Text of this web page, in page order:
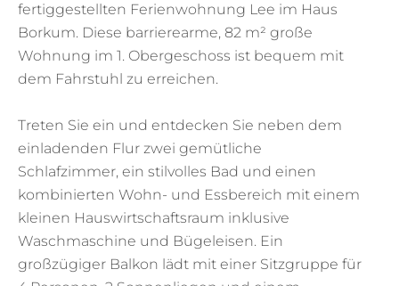
fertiggestellten Ferienwohnung Lee im Haus
Borkum. Diese barrierearme, 82 m² große
Wohnung im 1. Obergeschoss ist bequem mit
dem Fahrstuhl zu erreichen.
Treten Sie ein und entdecken Sie neben dem
einladenden Flur zwei gemütliche
Schlafzimmer, ein stilvolles Bad und einen
kombinierten Wohn- und Essbereich mit einem
kleinen Hauswirtschaftsraum inklusive
Waschmaschine und Bügeleisen. Ein
großzügiger Balkon lädt mit einer Sitzgruppe für